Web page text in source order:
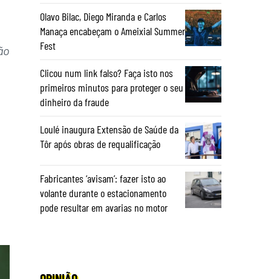
Olavo Bilac, Diego Miranda e Carlos
Manaça encabeçam o Ameixial Summer
Fest
Clicou num link falso? Faça isto nos
primeiros minutos para proteger o seu
dinheiro da fraude
Loulé inaugura Extensão de Saúde da
Tôr após obras de requalificação
Fabricantes ‘avisam’: fazer isto ao
volante durante o estacionamento
pode resultar em avarias no motor